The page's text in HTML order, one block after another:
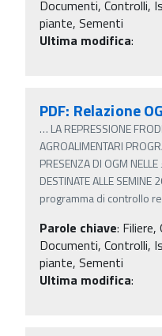
Documenti, Controlli,
piante, Sementi
Ultima modifica:
PDF: Relazione
… LA REPRESSIONE
AGROALIMENTARI
PRESENZA DI OGM NELLE
DESTINATE ALLE SEMINE
programma di controllo
Parole chiave: Filiere,
Documenti, Controlli,
piante, Sementi
Ultima modifica: